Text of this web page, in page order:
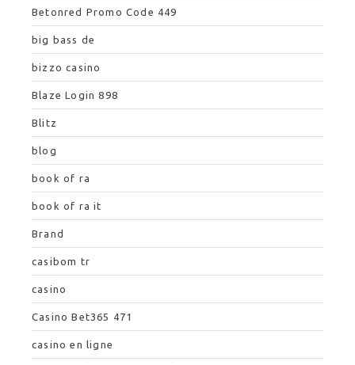
Betonred Promo Code 449
big bass de
bizzo casino
Blaze Login 898
Blitz
blog
book of ra
book of ra it
Brand
casibom tr
casino
Casino Bet365 471
casino en ligne